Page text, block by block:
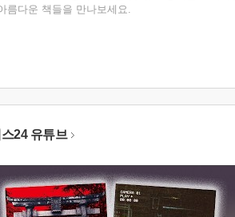
름다운 책들을 만나보세요.
24 유튜브